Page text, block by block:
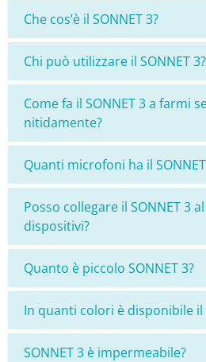
Che cos’è il SONNET 3?
Chi può utilizzare il SONNET 3?
Come fa il SONNET 3 a farmi
nitidamente?
Quanti microfoni ha il
Posso collegare il SONNET 3
dispositivi?
Quanto è piccolo SONNET 3?
In quanti colori è disponibile il
SONNET 3 è impermeabile?